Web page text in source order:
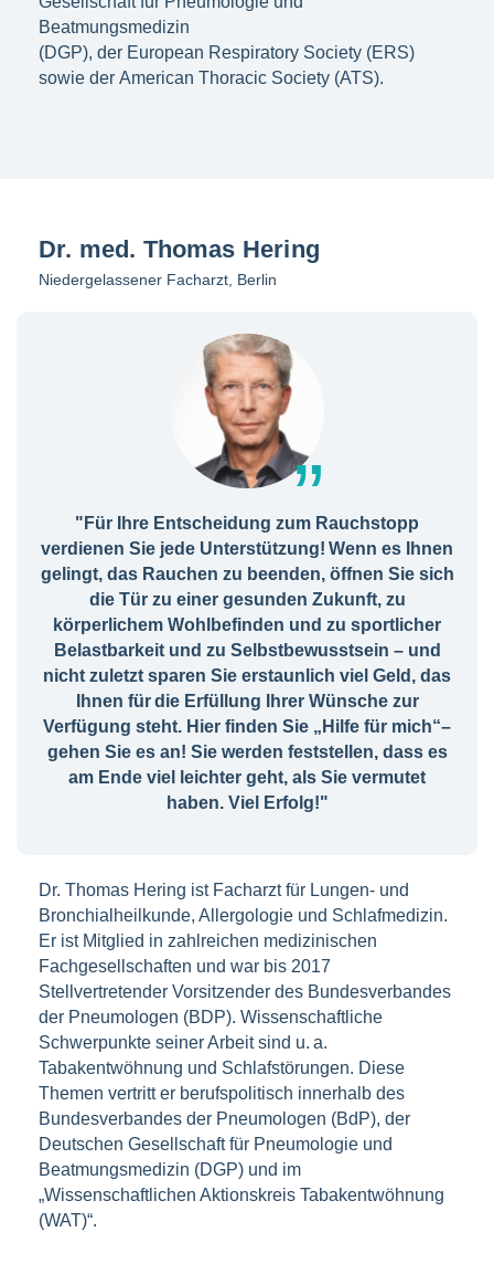
Beatmungsmedizin
(DGP), der European Respiratory Society (ERS)
sowie der American Thoracic Society (ATS).
Dr. med. Thomas Hering
Niedergelassener Facharzt, Berlin
"Für Ihre Entscheidung zum Rauchstopp
verdienen Sie jede Unterstützung! Wenn es Ihnen
gelingt, das Rauchen zu beenden, öffnen Sie sich
die Tür zu einer gesunden Zukunft, zu
körperlichem Wohlbefinden und zu sportlicher
Belastbarkeit und zu Selbstbewusstsein – und
nicht zuletzt sparen Sie erstaunlich viel Geld, das
Ihnen für die Erfüllung Ihrer Wünsche zur
Verfügung steht. Hier finden Sie „Hilfe für mich“–
gehen Sie es an! Sie werden feststellen, dass es
am Ende viel leichter geht, als Sie vermutet
haben. Viel Erfolg!"
Dr. Thomas Hering ist Facharzt für Lungen- und
Bronchialheilkunde, Allergologie und Schlafmedizin.
Er ist Mitglied in zahlreichen medizinischen
Fachgesellschaften und war bis 2017
Stellvertretender Vorsitzender des Bundesverbandes
der Pneumologen (BDP). Wissenschaftliche
Schwerpunkte seiner Arbeit sind u. a.
Tabakentwöhnung und Schlafstörungen. Diese
Themen vertritt er berufspolitisch innerhalb des
Bundesverbandes der Pneumologen (BdP), der
Deutschen Gesellschaft für Pneumologie und
Beatmungsmedizin (DGP) und im
„Wissenschaftlichen Aktionskreis Tabakentwöhnung
(WAT)“.